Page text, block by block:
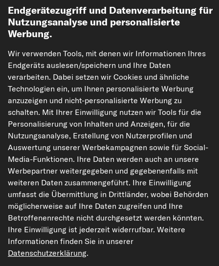
Unsere Versandpartner
kfzteile24.de carpardoo.nl
carpardoo.fr
nicht vervielfältigt werden. Die Vervielfältigung und Verbreitung der Daten und
der Datenbank ohne vorherige Einwilligung von TecAlliance und/oder die
Einbeziehung Dritter in solche Aktivitäten ist streng verboten. Jegliche
unautorisierte Nutzung von Inhalten stellt eine Verletzung des Urheberrechts
dar und kann rechtliche Schritte nach sich ziehen.
Vertrag widerrufen
© 2026 kfzteile24 GmbH - Alle Rechte vorbehalten.
Endgerätezugriff und Datenverarbeitung für
Nutzungsanalyse und personalisierte
Werbung.
Wir verwenden Tools, mit denen wir Informationen Ihres
Endgeräts auslesen/speichern und Ihre Daten
verarbeiten. Dabei setzen wir Cookies und ähnliche
Technologien ein, um Ihnen personalisierte Werbung
anzuzeigen und nicht-personalisierte Werbung zu
schalten. Mit Ihrer Einwilligung nutzen wir Tools für die
Personalisierung von Inhalten und Anzeigen, für die
Nutzungsanalyse, Erstellung von Nutzerprofilen und
Auswertung unserer Werbekampagnen sowie für Social-
Media-Funktionen. Ihre Daten werden auch an unsere
Werbepartner weitergegeben und gegebenenfalls mit
weiteren Daten zusammengeführt. Ihre Einwilligung
umfasst die Übermittlung in Drittländer, wobei Behörden
möglicherweise auf Ihre Daten zugreifen und Ihre
Betroffenenrechte nicht durchgesetzt werden könnten.
Ihre Einwilligung ist jederzeit widerrufbar. Weitere
Informationen finden Sie in unserer
Datenschutzerklärung.